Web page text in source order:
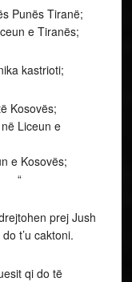
Punës Tiranë;
e Tiranës;
kastrioti;
Kosovës;
Liceun e
e Kosovës;
“
prej Jush
t’u caktoni.
qi do të